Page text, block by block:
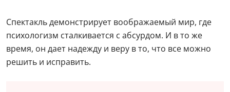
Спектакль демонстрирует воображаемый мир, где
психологизм сталкивается с абсурдом. И в то же
время, он дает надежду и веру в то, что все можно
решить и исправить.